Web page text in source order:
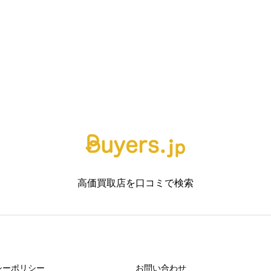
高価買取店を口コミで検索
ーポリシー お問い合わせ